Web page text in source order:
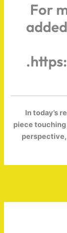
For
In today’s
piece touching
perspective,